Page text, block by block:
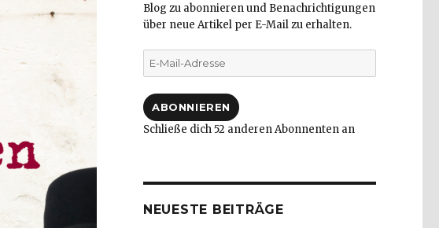
Blog zu abonnieren und Benachrichtigungen
über neue Artikel per E-Mail zu erhalten.
E-
Mail-
ABONNIEREN
Schließe dich 52 anderen Abonnenten an
NEUESTE BEITRÄGE